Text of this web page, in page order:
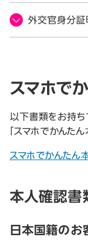
外交官身分証
スマホで
以下書類をお持
「スマホでかんた
スマホでかんたん
本人確認書
日本国籍のお